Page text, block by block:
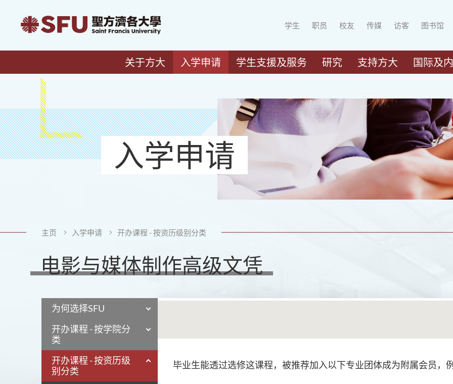
学生 职员 校友 传媒 访客 图书馆
关于方大 入学申请 学生支援及服务 研究 支持方大 国际及
入学申请
主页 入学申请 开办课程 - 按资历级别分类
电影与媒体制作高级文凭
为何选择SFU
开办课程 - 按学院分
类
开办课程 - 按资历级
别分类
毕业生能透过选修这课程，被推荐加入以下专业团体成为附属会员，